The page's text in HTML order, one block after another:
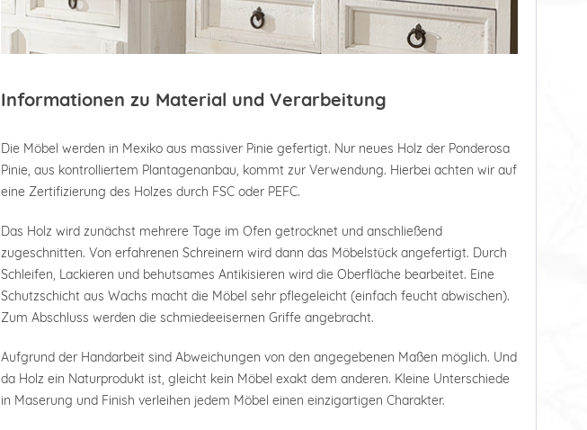
Informationen zu Material und Verarbeitung
Die Möbel werden in Mexiko aus massiver Pinie gefertigt. Nur neues Holz der Ponderosa
Pinie, aus kontrolliertem Plantagenanbau, kommt zur Verwendung. Hierbei achten wir auf
eine Zertifizierung des Holzes durch FSC oder PEFC.
Das Holz wird zunächst mehrere Tage im Ofen getrocknet und anschließend
zugeschnitten. Von erfahrenen Schreinern wird dann das Möbelstück angefertigt. Durch
Schleifen, Lackieren und behutsames Antikisieren wird die Oberfläche bearbeitet. Eine
Schutzschicht aus Wachs macht die Möbel sehr pflegeleicht (einfach feucht abwischen).
Zum Abschluss werden die schmiedeeisernen Griffe angebracht.
Aufgrund der Handarbeit sind Abweichungen von den angegebenen Maßen möglich. Und
da Holz ein Naturprodukt ist, gleicht kein Möbel exakt dem anderen. Kleine Unterschiede
in Maserung und Finish verleihen jedem Möbel einen einzigartigen Charakter.